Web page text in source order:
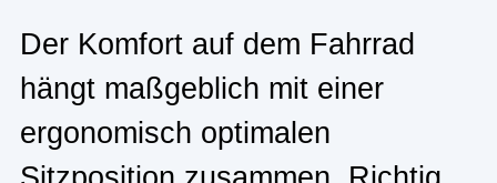
Der Komfort auf dem Fahrrad
hängt maßgeblich mit einer
ergonomisch optimalen